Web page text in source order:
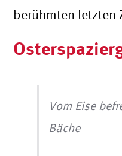
berühmten letzten
Vom Eise
Bäche